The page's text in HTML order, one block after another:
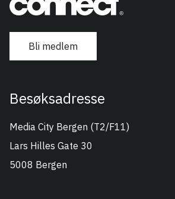
Bli medlem
Besøksadresse
Connect Vest
Media City Bergen (T2/F11)
Lars Hilles Gate 30
5008 Bergen